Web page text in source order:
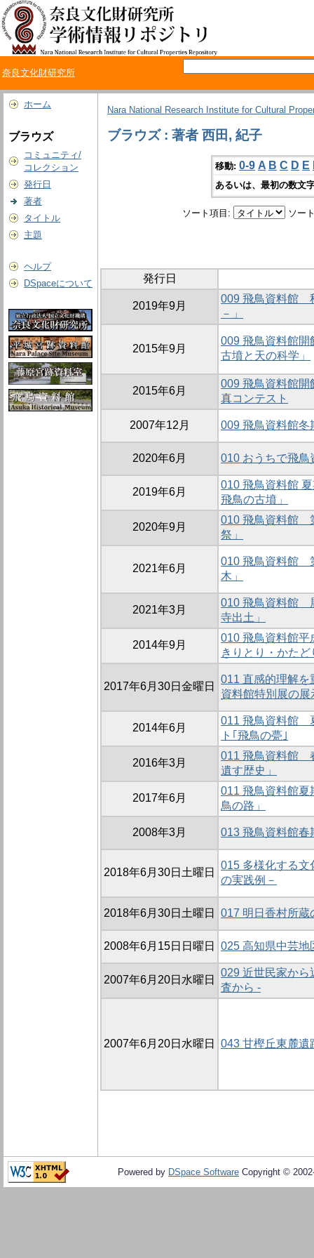
奈良文化財研究所
ホーム
ブラウズ
コミュニティ/
コレクション
発行日
著者
タイトル
主題
ヘルプ
DSpaceについて
Nara National Research Institute for Cultural
ブラウズ : 著者 西田, 紀子
移動: 0-9 A B C D E
あるいは、最初の数文
ソート項目: ソー
発行日
2019年9月
009 飛鳥資料館
－」
2015年9月
009 飛鳥資料館開
古墳と天の科学」
2015年6月
009 飛鳥資料館開
真コンテスト
2007年12月 009 飛鳥資料館冬
2020年6月 010 おうちで飛鳥
2019年6月
010 飛鳥資料館
飛鳥の古墳」
2020年9月
010 飛鳥資料館
祭」
2021年6月
010 飛鳥資料館
木」
2021年3月
010 飛鳥資料館
寺出土」
2014年9月
010 飛鳥資料館平
きりとり・かた
2017年6月30日金曜日
011 直感的理解を
資料館特別展の展
2014年6月
011 飛鳥資料館
ト｢飛鳥の甍｣
2016年3月
011 飛鳥資料館
遺す歴史」
2017年6月
011 飛鳥資料館夏
鳥の路」
2008年3月 013 飛鳥資料館春
2018年6月30日土曜日
015 多様化する
の実践例－
2018年6月30日土曜日 017 明日香村所蔵
2008年6月15日日曜日 025 高知県中芸地
2007年6月20日水曜日
029 近世民家から
査から -
2007年6月20日水曜日 043 甘樫丘東麓遺
Powered by DSpace Software Copyright ©